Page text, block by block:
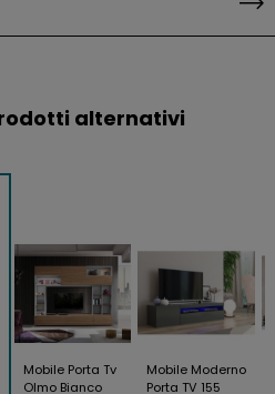
alternativi
Mobile Porta Tv
Olmo Bianco
Mobile Moderno
Porta TV 155